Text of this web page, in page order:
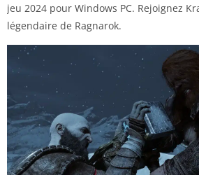
jeu 2024 pour Windows PC. Rejoignez
légendaire de Ragnarok.